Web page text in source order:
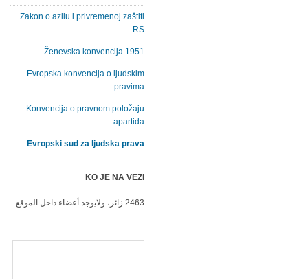
Zakon o azilu i privremenoj zaštiti
RS
Ženevska konvencija 1951
Evropska konvencija o ljudskim
pravima
Konvencija o pravnom položaju
apartida
Evropski sud za ljudska prava
KO JE NA VEZI
2463 زائر، ولايوجد أعضاء داخل الموقع